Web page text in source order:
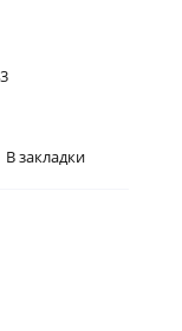
В закладки